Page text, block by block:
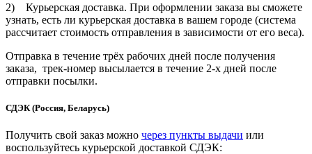
2) Курьерская доставка. При оформлении заказа вы сможете
узнать, есть ли курьерская доставка в вашем городе (система
рассчитает стоимость отправления в зависимости от его веса).
Отправка в течение трёх рабочих дней после получения
заказа, трек-номер высылается в течение 2-х дней после
отправки посылки.
СДЭК (Россия, Беларусь)
Получить свой заказ можно через пункты выдачи или
воспользуйтесь курьерской доставкой СДЭК: